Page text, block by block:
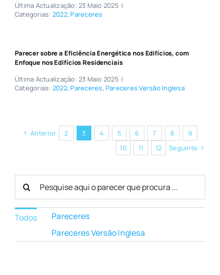
Última Actualização: 23 Maio 2025 |
Categorias: 2022,Pareceres
Parecer sobre a Eficiência Energética nos Edifícios, com
Enfoque nos Edifícios Residenciais
Última Actualização: 23 Maio 2025 |
Categorias: 2022,Pareceres, Pareceres Versão Inglesa
Anterior 2 3 4 5 6 7 8
9
10
11 12 Seguinte
Search
Todos
Pareceres
Pareceres Versão Inglesa